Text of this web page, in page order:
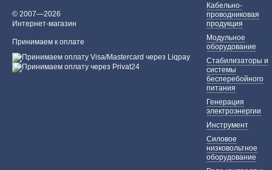
© 2007—2026
Интернет-магазин
Принимаем к оплате
Кабельно-
проводниковая
продукция
Модульное
оборудование
Стабилизаторы и
системы
бесперебойного
питания
Генерация
электроэнергии
Инструмент
Силовое
низковольтное
оборудование